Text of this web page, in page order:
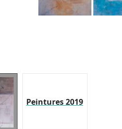
Peintures 2019